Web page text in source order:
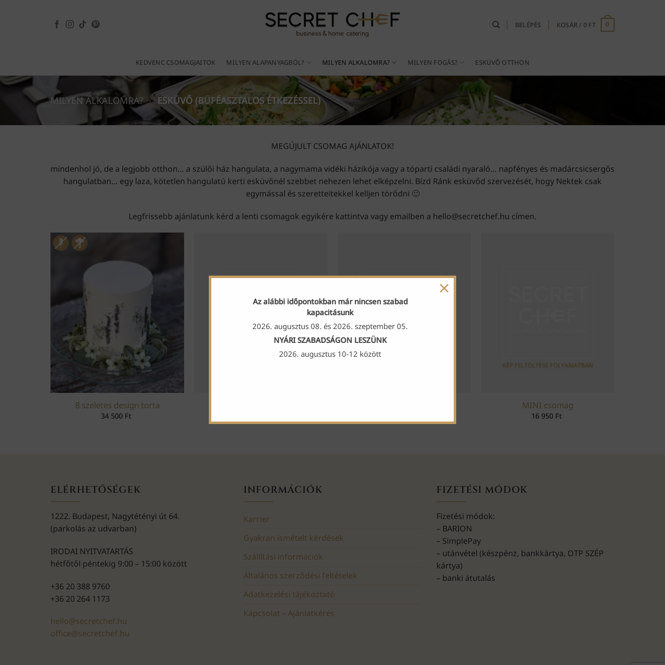
BELÉPÉS KOSÁR / 0 FT 0
KEDVENC CSOMAGJAITOK MILYEN ALAPANYAGBÓL? MILYEN ALKALOMRA? MILYEN FOGÁS? ESKÜVŐ OTTHON
MILYEN ALKALOMRA? / ESKÜVŐ (BÜFÉASZTALOS ÉTKEZÉSSEL)
MEGÚJULT CSOMAG AJÁNLATOK!
mindenhol jó, de a legjobb otthon… a szülői ház hangulata, a nagymama vidéki házikója vagy a tóparti családi nyaraló… napfényes és madárcsicsergős
hangulatban… egy laza, kötetlen hangulatú kerti esküvőnél szebbet nehezen lehet elképzelni. Bízd Ránk esküvőd szervezését, hogy Nektek csak
egymással és szeretteitekkel kelljen törődni 🙂
Legfrissebb ajánlatunk kérd a lenti csomagok egyikére kattintva vagy emailben a hello@secretchef.hu címen.
8 szeletes design torta
34 500 Ft
MINI csomag
16 950 Ft
ELÉRHETŐSÉGEK
1222. Budapest, Nagytétényi út 64.
(parkolás az udvarban)
IRODAI NYITVATARTÁS
hétfőtől péntekig 9:00 – 15:00 között
+36 20 388 9760
+36 20 264 1173
hello@secretchef.hu
office@secretchef.hu
INFORMÁCIÓK
Karrier
Gyakran ismételt kérdések
Szállítási információk
Általános szerződési feltételek
Adatkezelési tájékoztató
Kapcsolat – Ajánlatkérés
FIZETÉSI MÓDOK
Fizetési módok:
– BARION
– SimplePay
– utánvétel (készpénz, bankkártya, OTP SZÉP
kártya)
– banki átutalás
Az alábbi időpontokban már nincsen szabad
kapacitásunk
2026. augusztus 08. és 2026. szeptember 05.
NYÁRI SZABADSÁGON LESZÜNK
2026. augusztus 10-12 között
×